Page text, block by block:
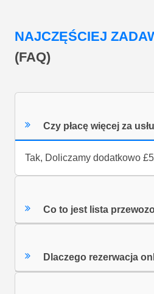
NAJCZĘŚCIEJ
(FAQ)
Czy płacę więcej za
Tak, Doliczamy dodatkowo
Co to jest lista
Dlaczego rezerwacja